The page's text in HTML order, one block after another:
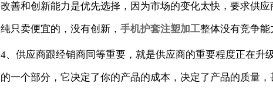
改善和创新能力是优先选择，因为市场的变化太快，要求供
纯只卖便宜的，没有创新， 手机护套注塑加工整体没有竞争能
4、供应商跟经销商同等重要，就是供应商的重要程度正在升
的一个部分，它决定了你的产品的成本，决定了产品的质量